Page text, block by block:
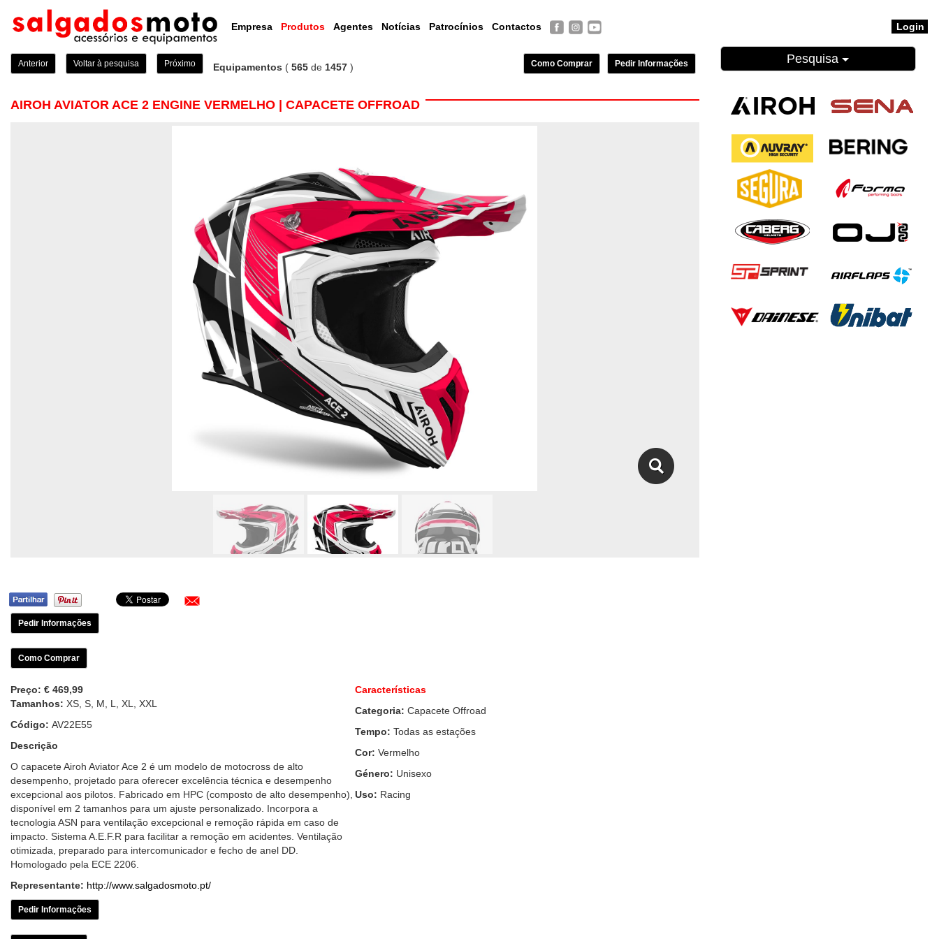
Empresa Produtos Agentes Notícias Patrocínios Contactos Login
Anterior Voltar à pesquisa Próximo Equipamentos ( 565 de 1457 ) Pedir Informações
Como Comprar
AIROH AVIATOR ACE 2 ENGINE VERMELHO | CAPACETE OFFROAD
Pedir Informações
Como Comprar
Preço: € 469,99
Tamanhos: XS, S, M, L, XL, XXL
Código: AV22E55
Descrição
O capacete Airoh Aviator Ace 2 é um modelo de motocross de alto
desempenho, projetado para oferecer excelência técnica e desempenho
excepcional aos pilotos. Fabricado em HPC (composto de alto desempenho),
disponível em 2 tamanhos para um ajuste personalizado. Incorpora a
tecnologia ASN para ventilação excepcional e remoção rápida em caso de
impacto. Sistema A.E.F.R para facilitar a remoção em acidentes. Ventilação
otimizada, preparado para intercomunicador e fecho de anel DD.
Homologado pela ECE 2206.
Representante: http://www.salgadosmoto.pt/
Características
Categoria: Capacete Offroad
Tempo: Todas as estações
Cor: Vermelho
Género: Unisexo
Uso: Racing
Pedir Informações
Pesquisa